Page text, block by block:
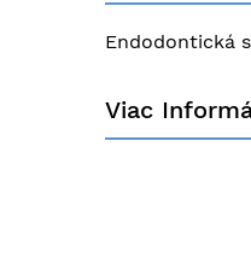
Endodontická
Viac